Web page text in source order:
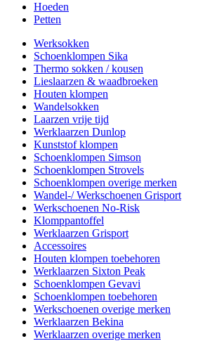
Hoeden
Petten
Werksokken
Schoenklompen Sika
Thermo sokken / kousen
Lieslaarzen & waadbroeken
Houten klompen
Wandelsokken
Laarzen vrije tijd
Werklaarzen Dunlop
Kunststof klompen
Schoenklompen Simson
Schoenklompen Strovels
Schoenklompen overige merken
Wandel-/ Werkschoenen Grisport
Werkschoenen No-Risk
Klomppantoffel
Werklaarzen Grisport
Accessoires
Houten klompen toebehoren
Werklaarzen Sixton Peak
Schoenklompen Gevavi
Schoenklompen toebehoren
Werkschoenen overige merken
Werklaarzen Bekina
Werklaarzen overige merken